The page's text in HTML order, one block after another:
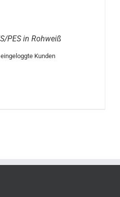
PES in Rohweiß
Kunden